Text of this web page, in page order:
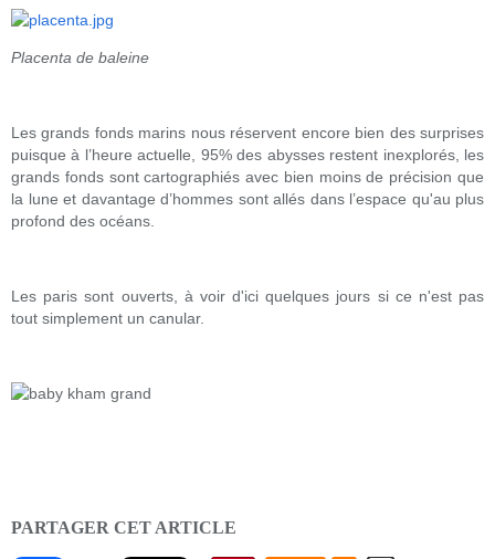
Placenta de baleine
Les grands fonds marins nous réservent encore bien des surprises
puisque à l’heure actuelle, 95% des abysses restent inexplorés, les
grands fonds sont cartographiés avec bien moins de précision que
la lune et davantage d’hommes sont allés dans l’espace qu'au plus
profond des océans.
Les paris sont ouverts, à voir d'ici quelques jours si ce n'est pas
tout simplement un canular.
PARTAGER CET ARTICLE